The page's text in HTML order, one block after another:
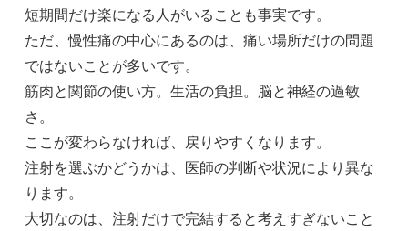
短期間だけ楽になる人がいることも事実です。
ただ、慢性痛の中心にあるのは、痛い場所だけの問題
ではないことが多いです。
筋肉と関節の使い方。生活の負担。脳と神経の過敏
さ。
ここが変わらなければ、戻りやすくなります。
注射を選ぶかどうかは、医師の判断や状況により異な
ります。
大切なのは、注射だけで完結すると考えすぎないこと